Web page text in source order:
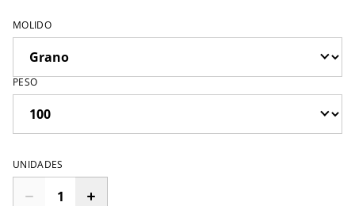
MOLIDO
PESO
UNIDADES